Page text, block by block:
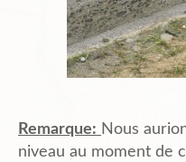
Remarque: Nous
niveau au moment de